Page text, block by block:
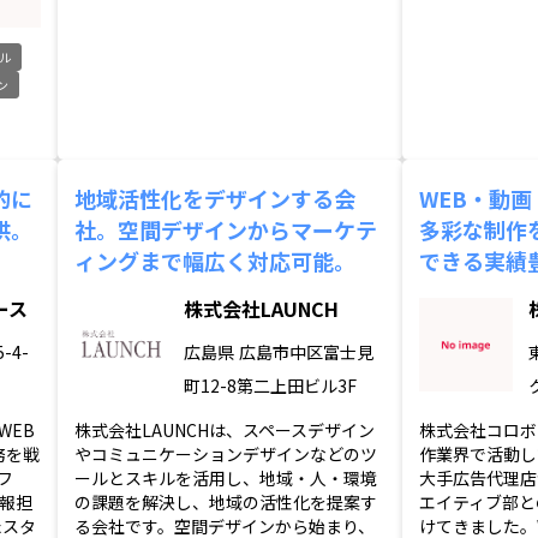
に
ス
4-
を戦
担
タ
地域活性化をデザインする会
社。空間デザインからマーケテ
ィングまで幅広く対応可能。
株式会社LAUNCH
広島県 広島市中区富士見
町12-8第二上田ビル3F
株式会社LAUNCHは、スペースデザイン
やコミュニケーションデザインなどのツ
ールとスキルを活用し、地域・人・環境
の課題を解決し、地域の活性化を提案す
る会社です。空間デザインから始まり、
WEB・動
多彩な制作
できる実績
株式会社コロ
作業界で活動
大手広告代理
エイティブ部
けてきました